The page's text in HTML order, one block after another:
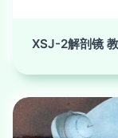
XSJ-2解剖镜